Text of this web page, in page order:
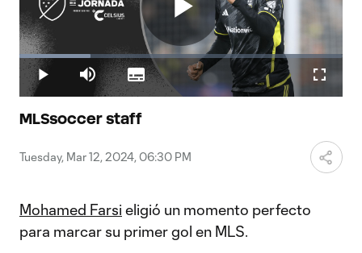
Play
Play Mute
Loaded:
21.97%
Subtitles
MLSsoccer staff
Tuesday, Mar 12, 2024, 06:30 PM
Mohamed Farsi eligió un momento perfecto
para marcar su primer gol en MLS.